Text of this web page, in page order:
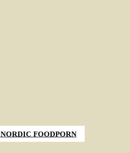
NORDIC FOODPORN